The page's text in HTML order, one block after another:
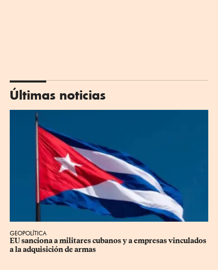
Últimas noticias
GEOPOLÍTICA
EU sanciona a militares cubanos y a empresas vinculados
a la adquisición de armas